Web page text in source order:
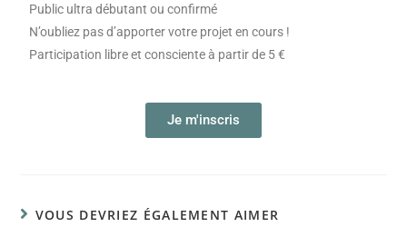
Public ultra débutant ou confirmé
N’oubliez pas d’apporter votre projet en cours !
Participation libre et consciente à partir de 5 €
Je m'inscris
VOUS DEVRIEZ ÉGALEMENT AIMER